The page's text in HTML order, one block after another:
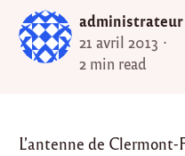
administrateur
21 avril 2013
2 min read
L’antenne de